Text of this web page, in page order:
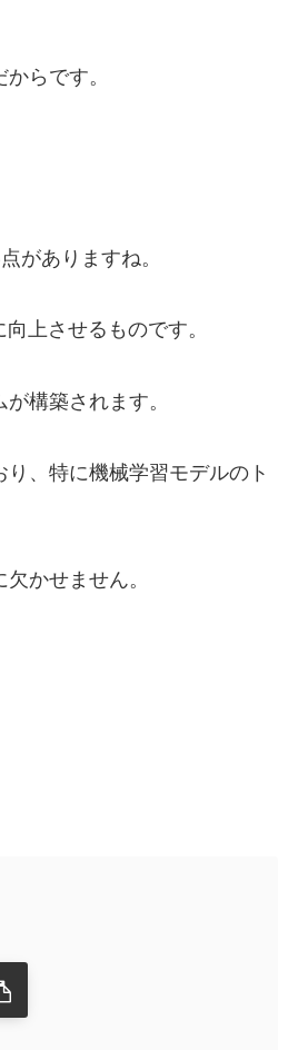
らです。
がありますね。
上させるものです。
構築されます。
、特に機械学習モデルのト
かせません。